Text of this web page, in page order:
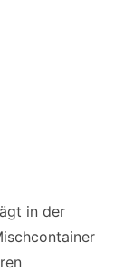
in der